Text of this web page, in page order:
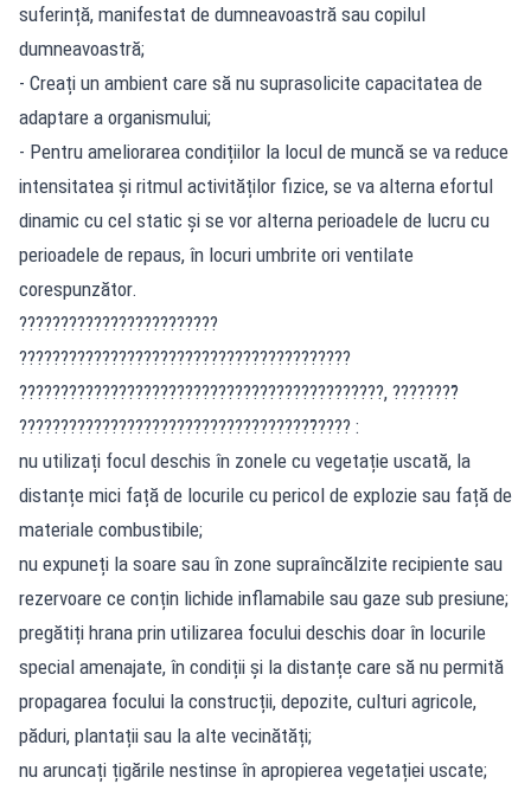
suferință, manifestat de dumneavoastră sau copilul
dumneavoastră;
- Creați un ambient care să nu suprasolicite capacitatea de
adaptare a organismului;
- Pentru ameliorarea condițiilor la locul de muncă se va reduce
intensitatea și ritmul activităților fizice, se va alterna efortul
dinamic cu cel static și se vor alterna perioadele de lucru cu
perioadele de repaus, în locuri umbrite ori ventilate
corespunzător.
????????????????????????
????????????????????????????????????????
????????????????????????????????????????????, ????????̆
????????????????????????????????????̆???? :️
nu utilizați focul deschis în zonele cu vegetație uscată, la
distanțe mici față de locurile cu pericol de explozie sau față de
materiale combustibile;
nu expuneți la soare sau în zone supraîncălzite recipiente sau
rezervoare ce conțin lichide inflamabile sau gaze sub presiune;
pregătiți hrana prin utilizarea focului deschis doar în locurile
special amenajate, în condiții și la distanțe care să nu permită
propagarea focului la construcții, depozite, culturi agricole,
păduri, plantații sau la alte vecinătăți;
nu aruncați țigările nestinse în apropierea vegetației uscate;